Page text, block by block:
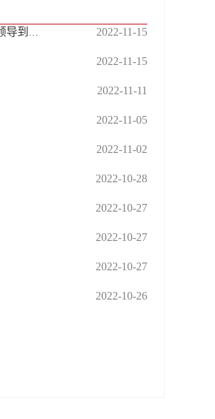
省红十字会党组理论学习中心组举行学习贯彻党的二十大精神专题学习会 省直机关工委领导到会巡听旁听 2022-11-15
2022-11-15
2022-11-11
2022-11-05
2022-11-02
2022-10-28
2022-10-27
2022-10-27
2022-10-27
2022-10-26